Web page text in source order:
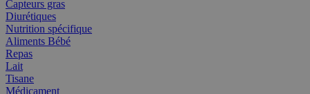
Capteurs gras
Diurétiques
Nutrition spécifique
Aliments Bébé
Repas
Lait
Tisane
Médicament